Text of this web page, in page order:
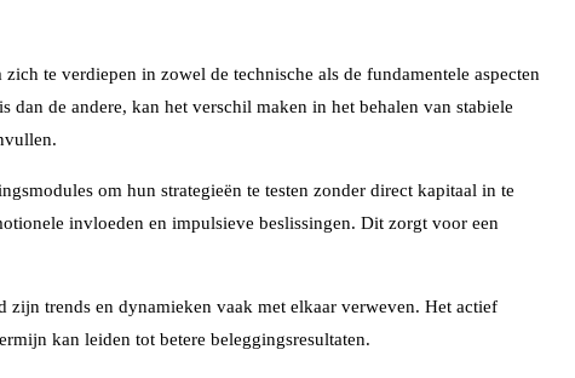
te verdiepen in zowel de technische als de fundamentele aspecten
de andere, kan het verschil maken in het behalen van stabiele
om hun strategieën te testen zonder direct kapitaal in te
invloeden en impulsieve beslissingen. Dit zorgt voor een
trends en dynamieken vaak met elkaar verweven. Het actief
kan leiden tot betere beleggingsresultaten.